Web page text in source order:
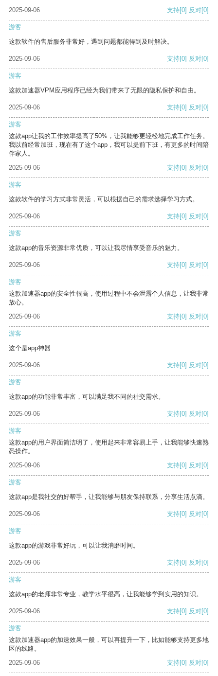
2025-09-06 支持[0] 反对[0]
游客
这款软件的售后服务非常好，遇到问题都能得到及时解决。
2025-09-06 支持[0] 反对[0]
游客
这款加速器VPM应用程序已经为我们带来了无限的隐私保护和自由。
2025-09-06 支持[0] 反对[0]
游客
这款app让我的工作效率提高了50%，让我能够更轻松地完成工作任务。
我以前经常加班，现在有了这个app，我可以提前下班，有更多的时间陪
伴家人。
2025-09-06
支持[0] 反对[0]
游客
这款软件的学习方式非常灵活，可以根据自己的需求选择学习方式。
2025-09-06 支持[0] 反对[0]
游客
这款app的音乐资源非常优质，可以让我尽情享受音乐的魅力。
2025-09-06 支持[0] 反对[0]
游客
这款加速器app的安全性很高，使用过程中不会泄露个人信息，让我非常
放心。
2025-09-06
支持[0] 反对[0]
游客
这个是app神器
2025-09-06 支持[0] 反对[0]
游客
这款app的功能非常丰富，可以满足我不同的社交需求。
2025-09-06 支持[0] 反对[0]
游客
这款app的用户界面简洁明了，使用起来非常容易上手，让我能够快速熟
悉操作。
2025-09-06
支持[0] 反对[0]
游客
这款app是我社交的好帮手，让我能够与朋友保持联系，分享生活点滴。
2025-09-06 支持[0] 反对[0]
游客
这款app的游戏非常好玩，可以让我消磨时间。
2025-09-06 支持[0] 反对[0]
游客
这款app的老师非常专业，教学水平很高，让我能够学到实用的知识。
2025-09-06 支持[0] 反对[0]
游客
这款加速器app的加速效果一般，可以再提升一下，比如能够支持更多地
区的线路。
2025-09-06
支持[0] 反对[0]